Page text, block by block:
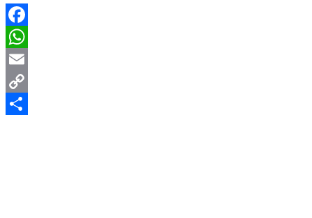
Facebook
WhatsApp
Email
Copy